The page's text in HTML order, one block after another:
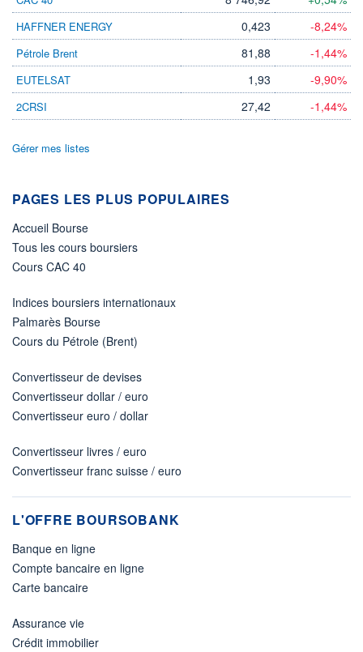
04.04.24 / 16:00:21
ÉLIGIBILITÉ
Non éligible
Boursobank
HAFFNER ENERGY 0,423 -8,24%
Pétrole Brent 81,88 -1,44%
EUTELSAT 1,93 -9,90%
2CRSI 27,42 -1,44%
Gérer mes listes
PAGES LES PLUS POPULAIRES
Accueil Bourse
Tous les cours boursiers
Cours CAC 40
Indices boursiers internationaux
Palmarès Bourse
Cours du Pétrole (Brent)
Convertisseur de devises
Convertisseur dollar / euro
Convertisseur euro / dollar
Convertisseur livres / euro
Convertisseur franc suisse / euro
L'OFFRE BOURSOBANK
Banque en ligne
Compte bancaire en ligne
Carte bancaire
Assurance vie
Crédit immobilier